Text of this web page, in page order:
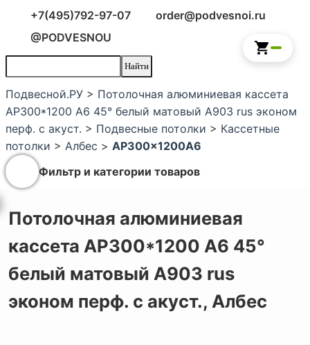
+7(495)792-97-07
order@podvesnoi.ru
@PODVESNOU
Подвесной.РУ > Потолочная алюминиевая кассета
AP300*1200 A6 45° белый матовый А903 rus эконом
перф. с акуст. > Подвесные потолки > Кассетные
потолки > Албес > AP300x1200A6
Фильтр и категории товаров
Потолочная алюминиевая
кассета AP300*1200 A6 45°
белый матовый А903 rus
эконом перф. с акуст., Албес